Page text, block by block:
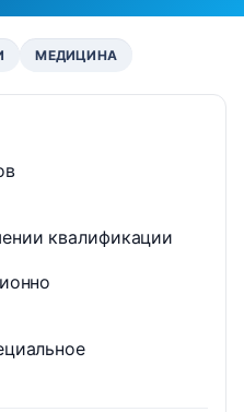
МЕДИЦИНА
квалификации